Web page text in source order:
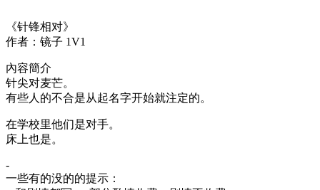
《针锋相对》
作者：镜子 1V1
內容簡介
针尖对麦芒。
有些人的不合是从起名字开始就注定的。
在学校里他们是对手。
床上也是。
-
一些有的没的的提示：